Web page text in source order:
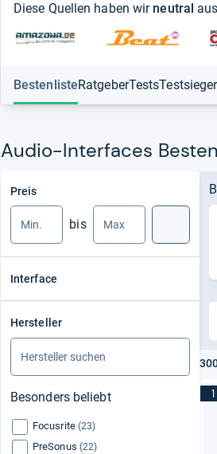
Pfeiltasten
auswählen.
Diese Quellen haben wir neutral
BestenlisteRatgeberTestsTestsieger
Audio-Interfaces
Preis
bis
Interface
Hersteller
Besonders beliebt
Focusrite (23)
PreSonus (22)
1